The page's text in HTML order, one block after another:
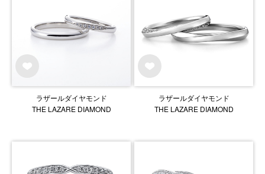
ラザールダイヤモンド
THE LAZARE DIAMOND
ラザールダイヤモンド
THE LAZARE DIAMOND